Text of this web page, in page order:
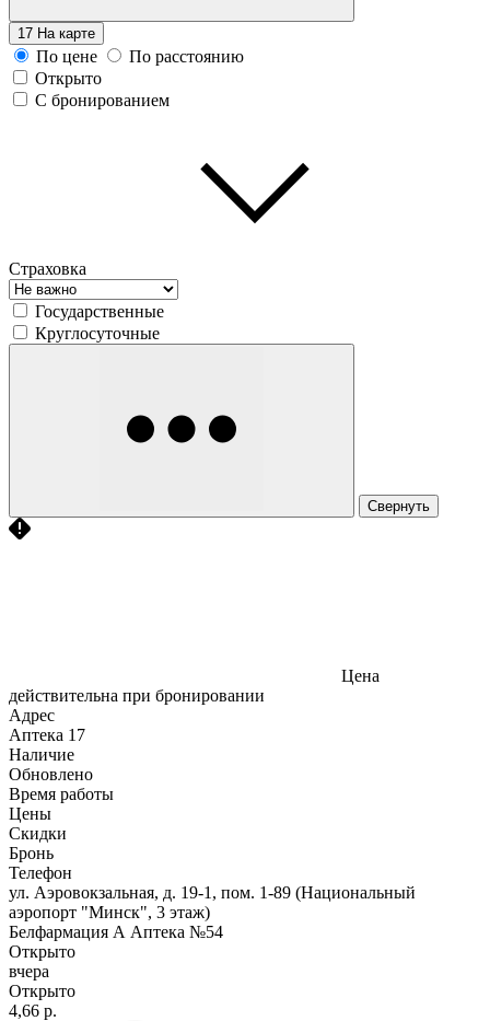
17 На карте
По цене
По расстоянию
Открыто
С бронированием
Страховка
Государственные
Круглосуточные
Свернуть
Цена
действительна при бронировании
Адрес
Аптека 17
Наличие
Обновлено
Время работы
Цены
Скидки
Бронь
Телефон
ул. Аэровокзальная, д. 19-1, пом. 1-89 (Национальный
аэропорт "Минск", 3 этаж)
Белфармация А Аптека №54
Открыто
вчера
Открыто
4,66 р.